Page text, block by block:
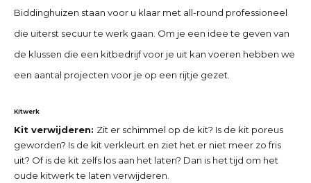
Biddinghuizen staan voor u klaar met all-round professioneel
die uiterst secuur te werk gaan. Om je een idee te geven van
de klussen die een kitbedrijf voor je uit kan voeren hebben we
een aantal projecten voor je op een rijtje gezet.
Kitwerk
Kit verwijderen: Zit er schimmel op de kit? Is de kit poreus
geworden? Is de kit verkleurt en ziet het er niet meer zo fris
uit? Of is de kit zelfs los aan het laten? Dan is het tijd om het
oude kitwerk te laten verwijderen.